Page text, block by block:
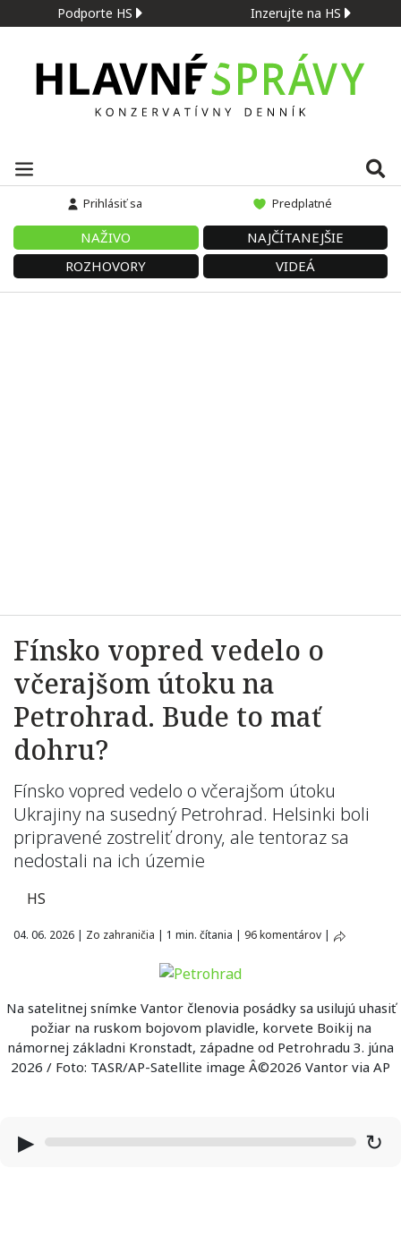
Podporte HS Inzerujte na HS
Prihlásiť sa Predplatné
NAŽIVO
NAJČÍTANEJŠIE
ROZHOVORY
VIDEÁ
Fínsko vopred vedelo o
včerajšom útoku na
Petrohrad. Bude to mať
dohru?
Fínsko vopred vedelo o včerajšom útoku
Ukrajiny na susedný Petrohrad. Helsinki boli
pripravené zostreliť drony, ale tentoraz sa
nedostali na ich územie
HS
04. 06. 2026 | Zo zahraničia | 1 min. čítania | 96 komentárov |
Na satelitnej snímke Vantor členovia posádky sa usilujú uhasiť
požiar na ruskom bojovom plavidle, korvete Boikij na
námornej základni Kronstadt, západne od Petrohradu 3. júna
2026 / Foto: TASR/AP-Satellite image Â©2026 Vantor via AP
▶ ↻